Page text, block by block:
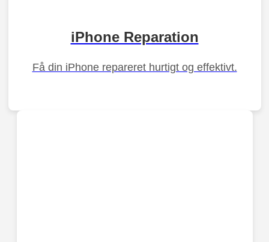
iPhone Reparation
Få din iPhone repareret hurtigt og effektivt.